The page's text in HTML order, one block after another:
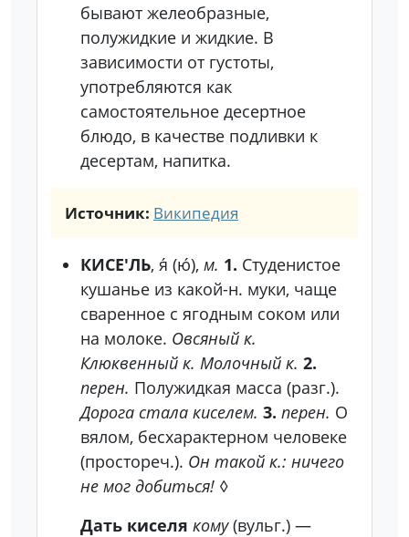
бывают желеобразные,
полужидкие и жидкие. В
зависимости от густоты,
употребляются как
самостоятельное десертное
блюдо, в качестве подливки к
десертам, напитка.
Источник: Википедия
КИСЕ'ЛЬ, я́ (ю́), м. 1. Студенистое
кушанье из какой-н. муки, чаще
сваренное с ягодным соком или
на молоке. Овсяный к.
Клюквенный к. Молочный к. 2.
перен. Полужидкая масса (разг.).
Дорога стала киселем. 3. перен. О
вялом, бесхарактерном человеке
(простореч.). Он такой к.: ничего
не мог добиться! ◊
Дать киселя кому(вульг.) —